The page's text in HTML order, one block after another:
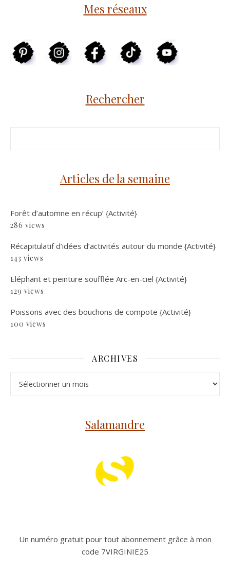
Mes réseaux
Rechercher
Articles de la semaine
Forêt d’automne en récup’ {Activité}
286 views
Récapitulatif d’idées d’activités autour du monde {Activité}
143 views
Eléphant et peinture soufflée Arc-en-ciel {Activité}
129 views
Poissons avec des bouchons de compote {Activité}
100 views
ARCHIVES
Salamandre
Un numéro gratuit pour tout abonnement grâce à mon
code 7VIRGINIE25